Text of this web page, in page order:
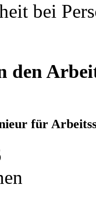
bei
den
für